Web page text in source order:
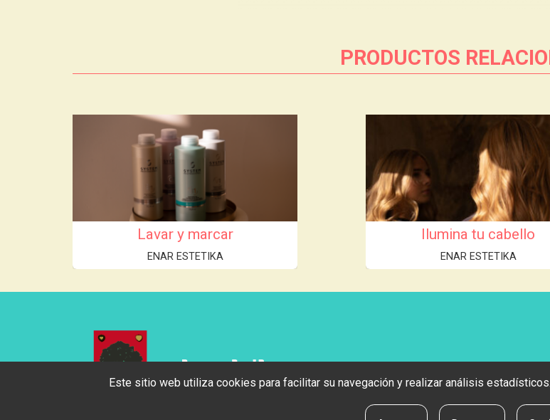
PRODUCTOS
Lavar y marcar
ENAR ESTETIKA
Ilumina tu cabello
ENAR ESTETIKA
Este sitio web utiliza cookies para facilitar su navegación y realizar análisis